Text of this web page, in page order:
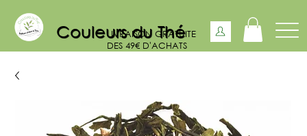
Couleurs du Thé
LIVRAISON GRATUITE
DES 49€ D'ACHATS